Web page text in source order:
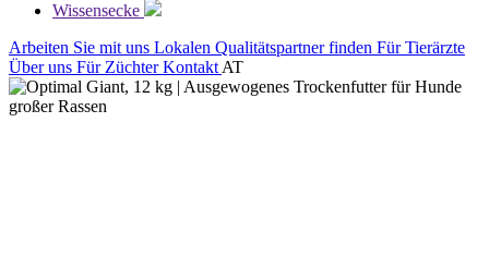
Wissensecke
Arbeiten Sie mit uns Lokalen Qualitätspartner finden Für Tierärzte
Über uns Für ZüchterKontakt AT